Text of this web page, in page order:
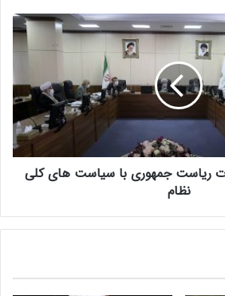
ریاست جمهوری با سیاست های کلی
نظام